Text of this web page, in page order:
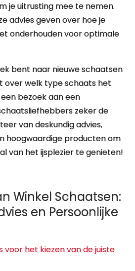
je uitrusting mee te nemen.
advies geven over hoe je
onderhouden voor optimale
bent naar nieuwe schaatsen
over welk type schaats het
bezoek aan een
zeker de
van deskundig advies,
hoogwaardige producten om
van het ijsplezier te genieten!
Winkel Schaatsen:
en Persoonlijke
voor het kiezen van de juiste